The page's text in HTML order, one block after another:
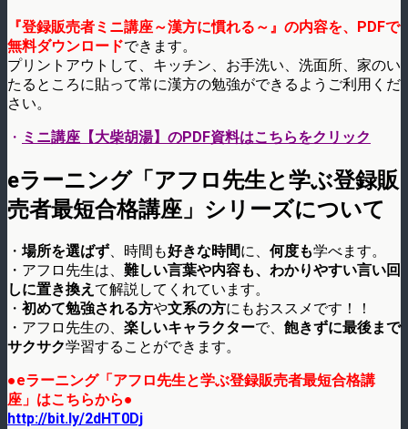
『登録販売者ミニ講座～漢方に慣れる～』の内容を、PDFで
無料ダウンロードできます。
プリントアウトして、キッチン、お手洗い、洗面所、家のい
たるところに貼って常に漢方の勉強ができるようご利用くだ
さい。
・ ミニ講座【大柴胡湯】のPDF資料はこちらをクリック
eラーニング「アフロ先生と学ぶ登録販
売者最短合格講座」シリーズについて
・ 場所を選ばず、時間も好きな時間に、 何度も学べます。
・アフロ先生は、 難しい言葉や内容も、わかりやすい言い回
しに置き換え て解説してくれています。
・ 初めて勉強される方や文系の方にもおススメです！！
・アフロ先生の、 楽しいキャラクターで、 飽きずに最後まで
サクサク学習することができます。
●eラーニング「アフロ先生と学ぶ登録販売者最短合格講
座」はこちらから●
http://bit.ly/2dHT0Dj